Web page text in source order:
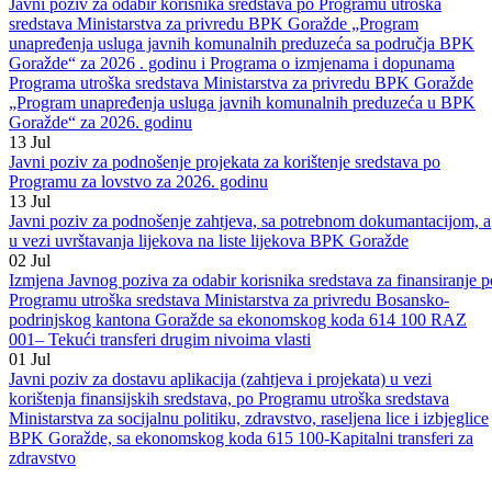
zdravstvo
20 Jul
Javni poziv za odabir korisnika sredstava po Programu utroška
sredstava Ministarstva za privredu BPK Goražde „Program
unapređenja usluga javnih komunalnih preduzeća sa područja BPK
Goražde“ za 2026 . godinu i Programa o izmjenama i dopunama
Programa utroška sredstava Ministarstva za privredu BPK Goražde
„Program unapređenja usluga javnih komunalnih preduzeća u BPK
Goražde“ za 2026. godinu
13 Jul
Javni poziv za podnošenje projekata za korištenje sredstava po
Programu za lovstvo za 2026. godinu
13 Jul
Javni poziv za podnošenje zahtjeva, sa potrebnom dokumantacijom, a
u vezi uvrštavanja lijekova na liste lijekova BPK Goražde
02 Jul
Izmjena Javnog poziva za odabir korisnika sredstava za finansiranje
Programu utroška sredstava Ministarstva za privredu Bosansko-
podrinjskog kantona Goražde sa ekonomskog koda 614 100 RAZ
001– Tekući transferi drugim nivoima vlasti
01 Jul
Javni poziv za dostavu aplikacija (zahtjeva i projekata) u vezi
korištenja finansijskih sredstava, po Programu utroška sredstava